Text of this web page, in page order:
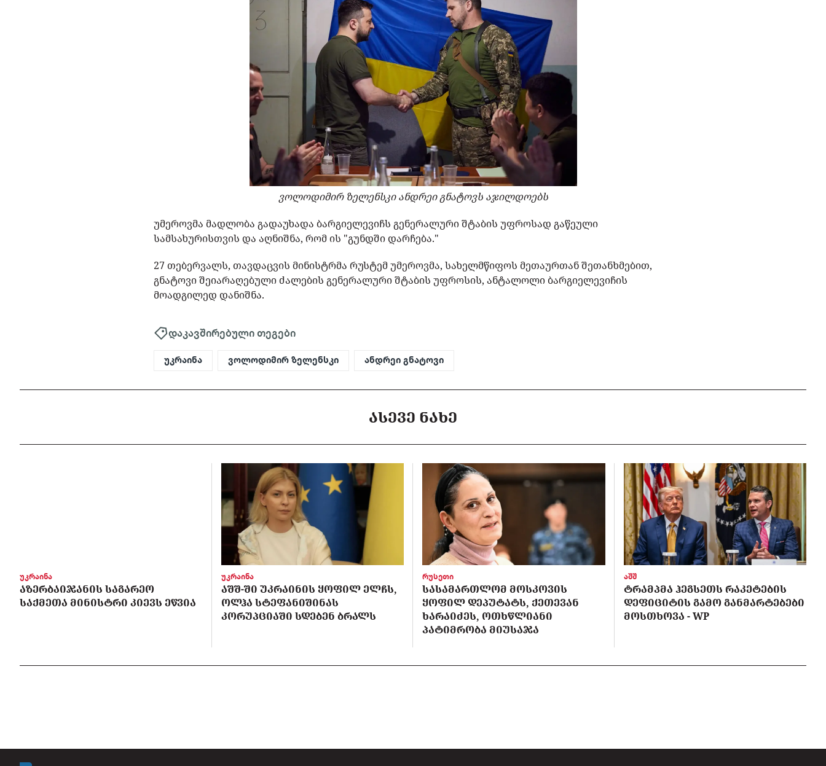
ვოლოდიმირ ზელენსკი ანდრეი გნატოვს აჯილდოებს
უმეროვმა მადლობა გადაუხადა ბარგიელევიჩს გენერალური შტაბის უფროსად გაწეული
სამსახურისთვის და აღნიშნა, რომ ის "გუნდში დარჩება."
27 თებერვალს, თავდაცვის მინისტრმა რუსტემ უმეროვმა, სახელმწიფოს მეთაურთან შეთანხმებით,
გნატოვი შეიარაღებული ძალების გენერალური შტაბის უფროსის, ანტალოლი ბარგიელევიჩის
მოადგილედ დანიშნა.
დაკავშირებული თეგები
უკრაინა ვოლოდიმირ ზელენსკი ანდრეი გნატოვი
ᲐᲡᲔᲕᲔ ᲜᲐᲮᲔ
უკრაინა
ᲐᲖᲔᲠᲑᲐᲘᲯᲐᲜᲘᲡ ᲡᲐᲒᲐᲠᲔᲝ
ᲡᲐᲥᲛᲔᲗᲐ ᲛᲘᲜᲘᲡᲢᲠᲘ ᲙᲘᲔᲕᲡ ᲔᲬᲕᲘᲐ
უკრაინა
ᲐᲨᲨ-ᲨᲘ ᲣᲙᲠᲐᲘᲜᲘᲡ ᲧᲝᲤᲘᲚ ᲔᲚᲩᲡ,
ᲝᲚᲰᲐ ᲡᲢᲔᲤᲐᲜᲘᲨᲘᲜᲐᲡ
ᲙᲝᲠᲣᲞᲪᲘᲐᲨᲘ ᲡᲓᲔᲑᲔᲜ ᲑᲠᲐᲚᲡ
რუსეთი
ᲡᲐᲡᲐᲛᲐᲠᲗᲚᲝᲛ ᲛᲝᲡᲙᲝᲕᲘᲡ
ᲧᲝᲤᲘᲚ ᲓᲔᲞᲣᲢᲐᲢᲡ, ᲥᲔᲗᲔᲕᲐᲜ
ᲮᲐᲠᲐᲘᲫᲔᲡ, ᲝᲗᲮᲬᲚᲘᲐᲜᲘ
ᲞᲐᲢᲘᲛᲠᲝᲑᲐ ᲛᲘᲣᲡᲐᲯᲐ
აშშ
ᲢᲠᲐᲛᲞᲛᲐ ᲰᲔᲒᲡᲔᲗᲡ ᲠᲐᲙᲔᲢᲔᲑᲘᲡ
ᲓᲔᲤᲘᲪᲘᲢᲘᲡ ᲒᲐᲛᲝ ᲒᲐᲜᲛᲐᲠᲢᲔᲑᲔᲑᲘ
ᲛᲝᲡᲗᲮᲝᲕᲐ - WP